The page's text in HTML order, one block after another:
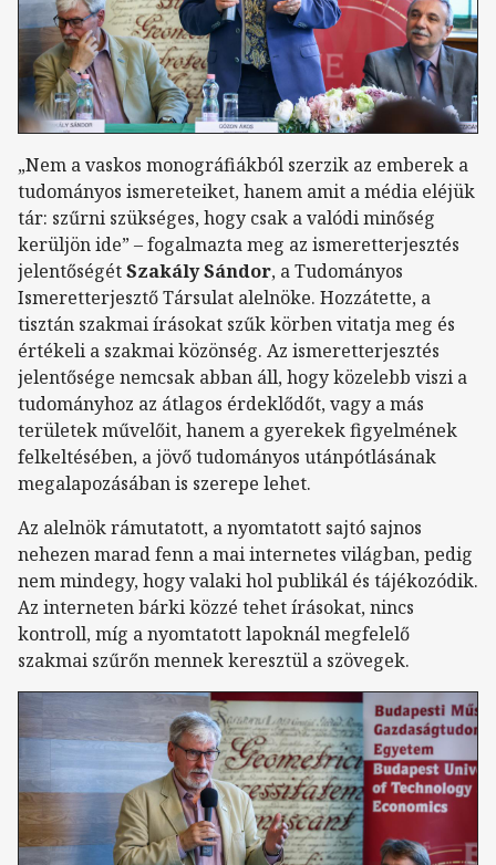
„Nem a vaskos monográfiákból szerzik az emberek a
tudományos ismereteiket, hanem amit a média eléjük
tár: szűrni szükséges, hogy csak a valódi minőség
kerüljön ide” – fogalmazta meg az ismeretterjesztés
jelentőségétSzakály Sándor, a Tudományos
Ismeretterjesztő Társulat alelnöke. Hozzátette, a
tisztán szakmai írásokat szűk körben vitatja meg és
értékeli a szakmai közönség. Az ismeretterjesztés
jelentősége nemcsak abban áll, hogy közelebb viszi a
tudományhoz az átlagos érdeklődőt, vagy a más
területek művelőit, hanem a gyerekek figyelmének
felkeltésében, a jövő tudományos utánpótlásának
megalapozásában is szerepe lehet.
Az alelnök rámutatott, a nyomtatott sajtó sajnos
nehezen marad fenn a mai internetes világban, pedig
nem mindegy, hogy valaki hol publikál és tájékozódik.
Az interneten bárki közzé tehet írásokat, nincs
kontroll, míg a nyomtatott lapoknál megfelelő
szakmai szűrőn mennek keresztül a szövegek.